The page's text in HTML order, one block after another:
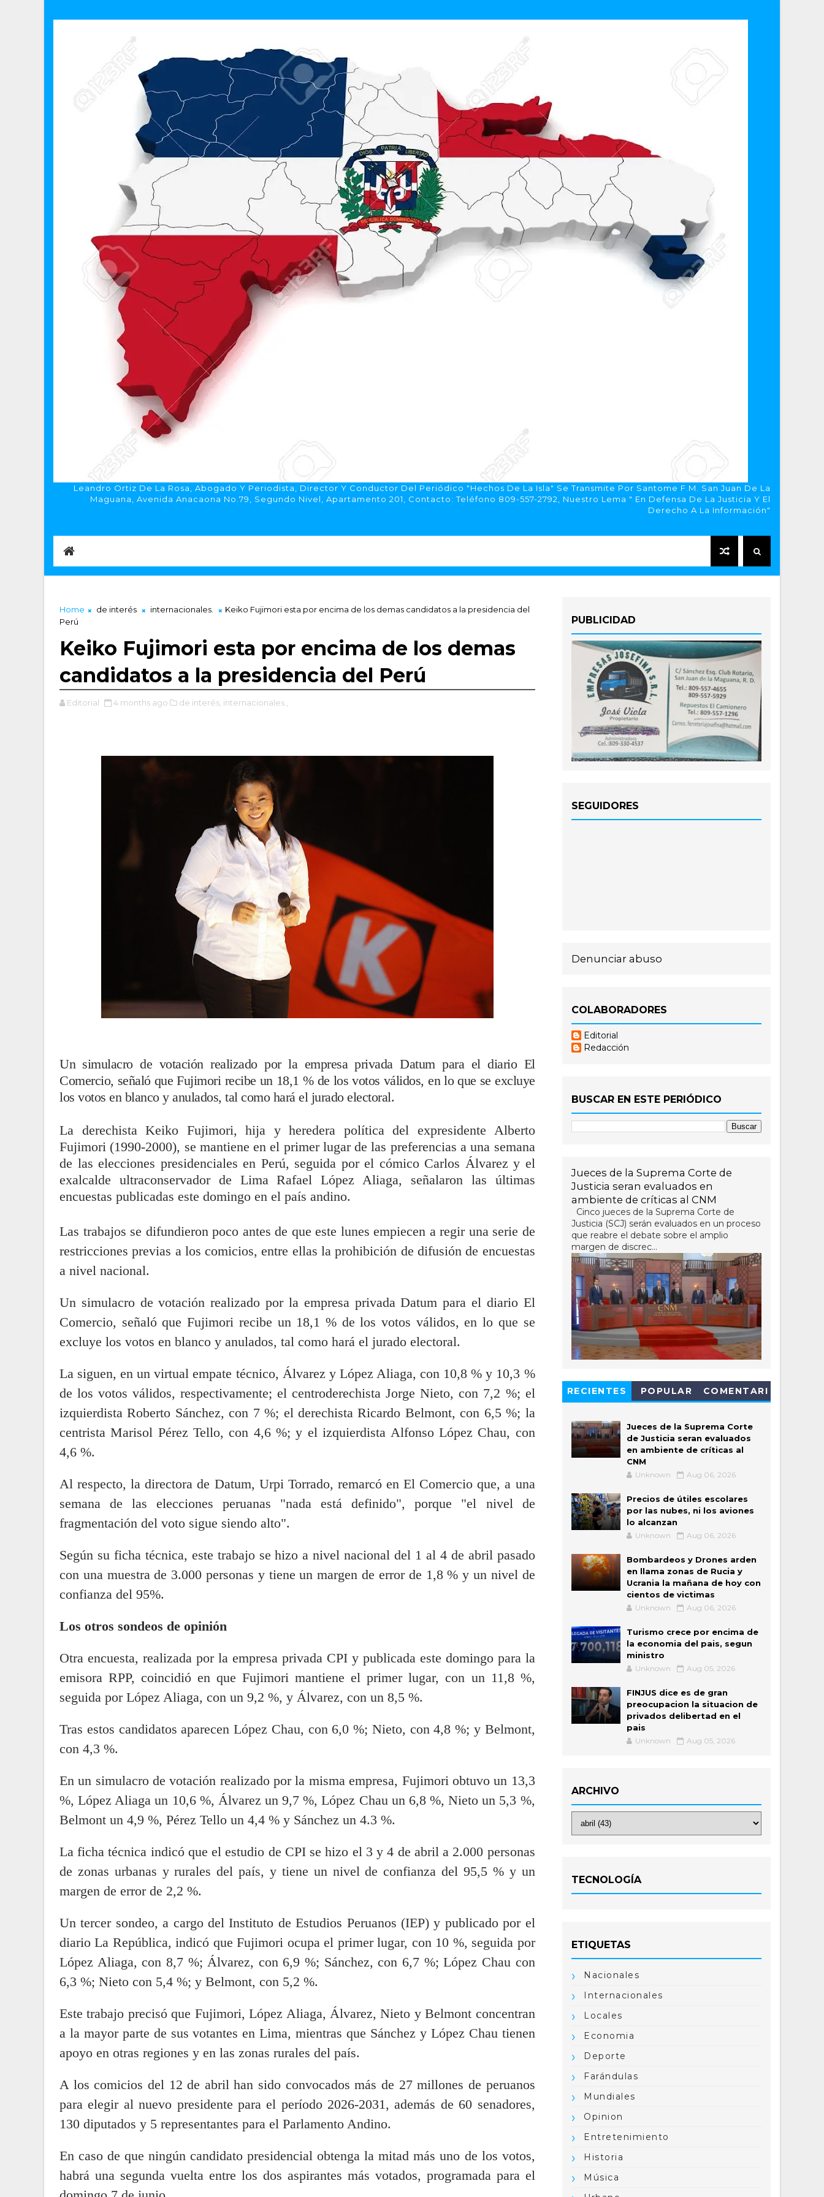
Leandro Ortiz De La Rosa, Abogado Y Periodista, Director Y Conductor Del Periódico "Hechos De La Isla" Se Transmite Por Santome F.M. San Juan De La
Maguana, Avenida Anacaona No.79, Segundo Nivel, Apartamento 201, Contacto: Teléfono 809-557-2792, Nuestro Lema " En Defensa De La Justicia Y El
Derecho A La Información"
Home de interés internacionales.
Keiko Fujimori esta por encima de los demas candidatos a la presidencia del
Perú
Keiko Fujimori esta por encima de los demas
candidatos a la presidencia del Perú
Editorial 4 months ago de interés, internacionales.,
Un simulacro de votación realizado por la empresa privada Datum para el diario El
Comercio, señaló que Fujimori recibe un 18,1 % de los votos válidos, en lo que se excluye
los votos en blanco y anulados, tal como hará el jurado electoral.
La derechista Keiko Fujimori, hija y heredera política del expresidente Alberto
Fujimori (1990-2000), se mantiene en el primer lugar de las preferencias a una semana
de las elecciones presidenciales en Perú, seguida por el cómico Carlos Álvarez y el
exalcalde ultraconservador de Lima Rafael López Aliaga, señalaron las últimas
encuestas publicadas este domingo en el país andino.
Las trabajos se difundieron poco antes de que este lunes empiecen a regir una serie de
restricciones previas a los comicios, entre ellas la prohibición de difusión de encuestas
a nivel nacional.
Un simulacro de votación realizado por la empresa privada Datum para el diario El
Comercio, señaló que Fujimori recibe un 18,1 % de los votos válidos, en lo que se
excluye los votos en blanco y anulados, tal como hará el jurado electoral.
La siguen, en un virtual empate técnico, Álvarez y López Aliaga, con 10,8 % y 10,3 %
de los votos válidos, respectivamente; el centroderechista Jorge Nieto, con 7,2 %; el
izquierdista Roberto Sánchez, con 7 %; el derechista Ricardo Belmont, con 6,5 %; la
centrista Marisol Pérez Tello, con 4,6 %; y el izquierdista Alfonso López Chau, con
4,6 %.
Al respecto, la directora de Datum, Urpi Torrado, remarcó en El Comercio que, a una
semana de las elecciones peruanas "nada está definido", porque "el nivel de
fragmentación del voto sigue siendo alto".
Según su ficha técnica, este trabajo se hizo a nivel nacional del 1 al 4 de abril pasado
con una muestra de 3.000 personas y tiene un margen de error de 1,8 % y un nivel de
confianza del 95%.
Los otros sondeos de opinión
Otra encuesta, realizada por la empresa privada CPI y publicada este domingo para la
emisora RPP, coincidió en que Fujimori mantiene el primer lugar, con un 11,8 %,
seguida por López Aliaga, con un 9,2 %, y Álvarez, con un 8,5 %.
Tras estos candidatos aparecen López Chau, con 6,0 %; Nieto, con 4,8 %; y Belmont,
con 4,3 %.
En un simulacro de votación realizado por la misma empresa, Fujimori obtuvo un 13,3
%, López Aliaga un 10,6 %, Álvarez un 9,7 %, López Chau un 6,8 %, Nieto un 5,3 %,
Belmont un 4,9 %, Pérez Tello un 4,4 % y Sánchez un 4.3 %.
La ficha técnica indicó que el estudio de CPI se hizo el 3 y 4 de abril a 2.000 personas
de zonas urbanas y rurales del país, y tiene un nivel de confianza del 95,5 % y un
margen de error de 2,2 %.
Un tercer sondeo, a cargo del Instituto de Estudios Peruanos (IEP) y publicado por el
diario La República, indicó que Fujimori ocupa el primer lugar, con 10 %, seguida por
López Aliaga, con 8,7 %; Álvarez, con 6,9 %; Sánchez, con 6,7 %; López Chau con
6,3 %; Nieto con 5,4 %; y Belmont, con 5,2 %.
Este trabajo precisó que Fujimori, López Aliaga, Álvarez, Nieto y Belmont concentran
a la mayor parte de sus votantes en Lima, mientras que Sánchez y López Chau tienen
apoyo en otras regiones y en las zonas rurales del país.
A los comicios del 12 de abril han sido convocados más de 27 millones de peruanos
para elegir al nuevo presidente para el período 2026-2031, además de 60 senadores,
130 diputados y 5 representantes para el Parlamento Andino.
En caso de que ningún candidato presidencial obtenga la mitad más uno de los votos,
habrá una segunda vuelta entre los dos aspirantes más votados, programada para el
PUBLICIDAD
SEGUIDORES
Denunciar abuso
COLABORADORES
Editorial
Redacción
BUSCAR EN ESTE PERIÓDICO
Jueces de la Suprema Corte de
Justicia seran evaluados en
ambiente de críticas al CNM
Cinco jueces de la Suprema Corte de
Justicia (SCJ) serán evaluados en un proceso
que reabre el debate sobre el amplio
margen de discrec...
RECIENTES POPULAR
COMENTARI
Jueces de la Suprema Corte
de Justicia seran evaluados
en ambiente de críticas al
CNM
Unknown Aug 06, 2026
Precios de útiles escolares
por las nubes, ni los aviones
lo alcanzan
Unknown Aug 06, 2026
Bombardeos y Drones arden
en llama zonas de Rucia y
Ucrania la mañana de hoy con
cientos de victimas
Unknown Aug 06, 2026
Turismo crece por encima de
la economia del pais, segun
ministro
Unknown Aug 05, 2026
FINJUS dice es de gran
preocupacion la situacion de
privados delibertad en el
pais
Unknown Aug 05, 2026
ARCHIVO
TECNOLOGÍA
ETIQUETAS
Nacionales
Internacionales
Locales
Economia
Deporte
Farándulas
Mundiales
Opinion
Entretenimiento
Historia
Música